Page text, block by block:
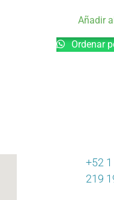
Añadir
Ordenar
+52
219